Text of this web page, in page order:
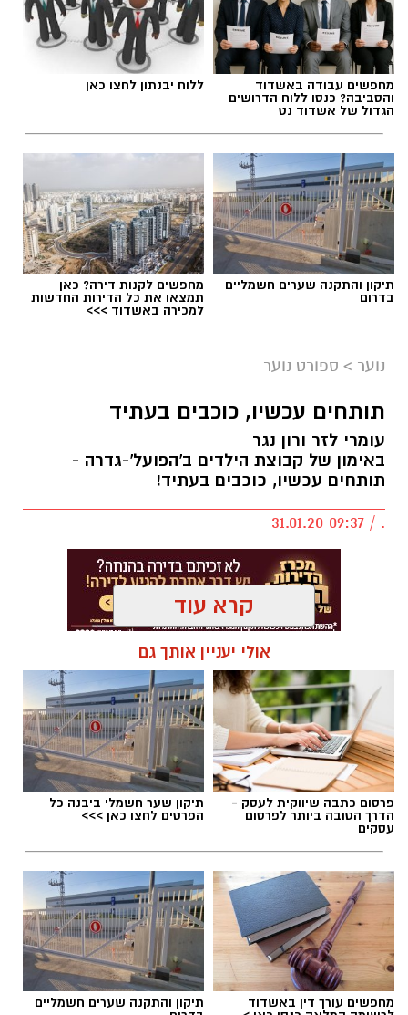
מחפשים עבודה באשדוד
והסביבה? כנסו ללוח הדרושים
הגדול של אשדוד נט
ללוח יבנתון לחצו כאן
תיקון והתקנה שערים חשמליים
בדרום
מחפשים לקנות דירה? כאן
תמצאו את כל הדירות החדשות
למכירה באשדוד >>>
נוער > ספורט נוער
תותחים עכשיו, כוכבים בעתיד
עומרי לזר ורון נגר
באימון של קבוצת הילדים ב'הפועל'-גדרה -
תותחים עכשיו, כוכבים בעתיד!
. / 09:37 31.01.20
.
עומרי לזר ורון נגר באימון של קבוצת הילדים
קרא עוד
אולי יעניין אותך גם
פרסום כתבה שיווקית לעסק -
הדרך הטובה ביותר לפרסום
עסקים
תיקון שער חשמלי ביבנה כל
הפרטים לחצו כאן >>>
מחפשים עורך דין באשדוד תיקון והתקנה שערים חשמליים